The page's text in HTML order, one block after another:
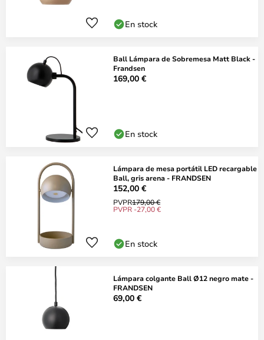
En stock
Ball Lámpara de Sobremesa Matt Black -
Frandsen
169,00 €
En stock
Lámpara de mesa portátil LED recargable
Ball, gris arena - FRANDSEN
152,00 €
PVPR179,00 €
PVPR -27,00 €
En stock
Lámpara colgante Ball Ø12 negro mate -
FRANDSEN
69,00 €